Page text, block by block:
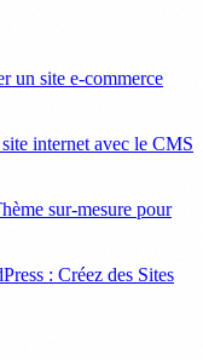
un site e-commerce
internet avec le CMS
sur-mesure pour
: Créez des Sites